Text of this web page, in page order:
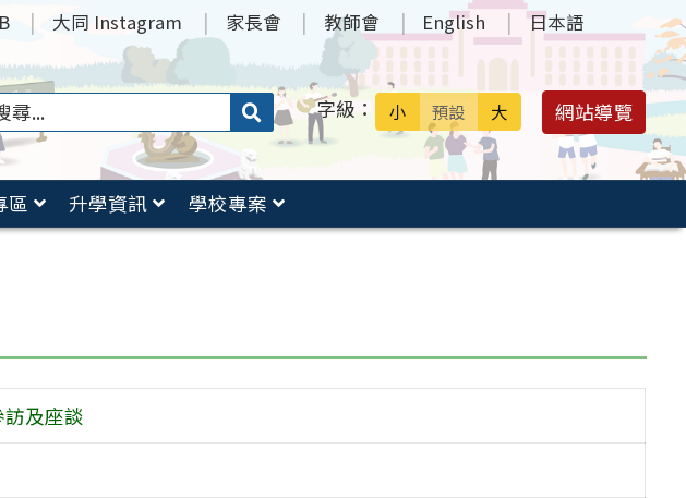
大同 Instagram 家長會 教師會 English 日本語
搜
送出 字級： 小 預設 大 網站導覽
區 升學資訊
學校專案
及座談